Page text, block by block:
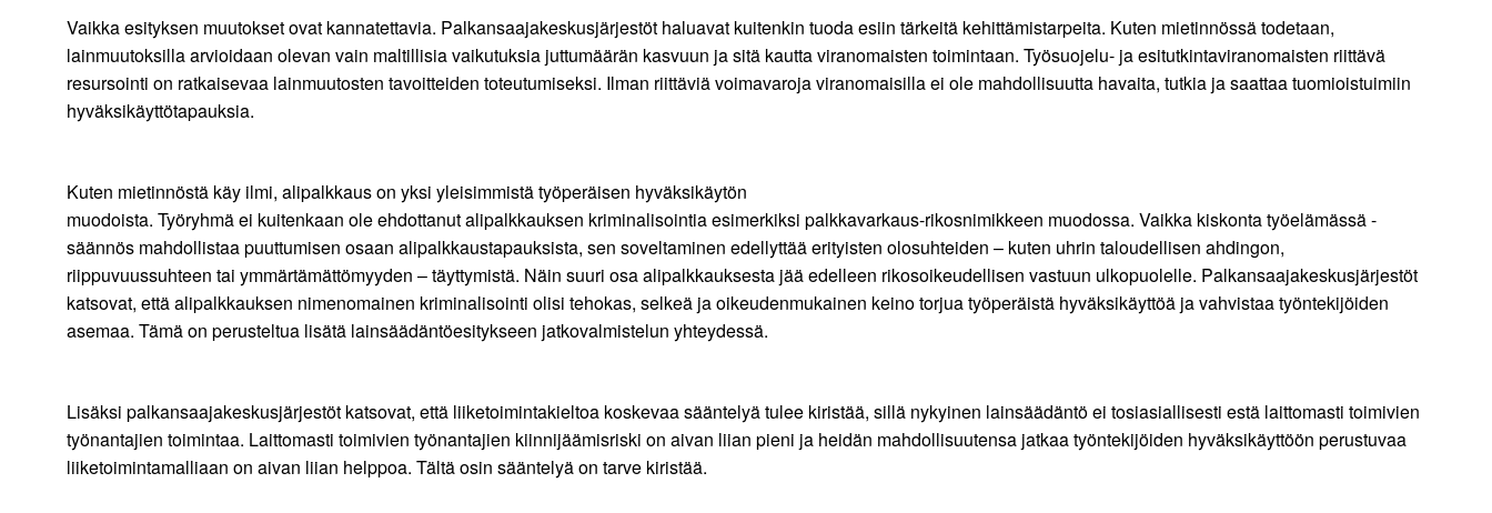
Vaikka esityksen muutokset ovat kannatettavia. Palkansaajakeskusjärjestöt haluavat kuitenkin tuoda esiin tärkeitä kehittämistarpeita. Kuten mietinnössä todetaan,
lainmuutoksilla arvioidaan olevan vain maltillisia vaikutuksia juttumäärän kasvuun ja sitä kautta viranomaisten toimintaan. Työsuojelu- ja esitutkintaviranomaisten riittävä
resursointi on ratkaisevaa lainmuutosten tavoitteiden toteutumiseksi. Ilman riittäviä voimavaroja viranomaisilla ei ole mahdollisuutta havaita, tutkia ja saattaa tuomioistuimiin
hyväksikäyttötapauksia.
Kuten mietinnöstä käy ilmi, alipalkkaus on yksi yleisimmistä työperäisen hyväksikäytön
muodoista. Työryhmä ei kuitenkaan ole ehdottanut alipalkkauksen kriminalisointia esimerkiksi palkkavarkaus-rikosnimikkeen muodossa. Vaikka kiskonta työelämässä -
säännös mahdollistaa puuttumisen osaan alipalkkaustapauksista, sen soveltaminen edellyttää erityisten olosuhteiden – kuten uhrin taloudellisen ahdingon,
riippuvuussuhteen tai ymmärtämättömyyden – täyttymistä. Näin suuri osa alipalkkauksesta jää edelleen rikosoikeudellisen vastuun ulkopuolelle. Palkansaajakeskusjärjestöt
katsovat, että alipalkkauksen nimenomainen kriminalisointi olisi tehokas, selkeä ja oikeudenmukainen keino torjua työperäistä hyväksikäyttöä ja vahvistaa työntekijöiden
asemaa. Tämä on perusteltua lisätä lainsäädäntöesitykseen jatkovalmistelun yhteydessä.
Lisäksi palkansaajakeskusjärjestöt katsovat, että liiketoimintakieltoa koskevaa sääntelyä tulee kiristää, sillä nykyinen lainsäädäntö ei tosiasiallisesti estä laittomasti toimivien
työnantajien toimintaa. Laittomasti toimivien työnantajien kiinnijäämisriski on aivan liian pieni ja heidän mahdollisuutensa jatkaa työntekijöiden hyväksikäyttöön perustuvaa
liiketoimintamalliaan on aivan liian helppoa. Tältä osin sääntelyä on tarve kiristää.